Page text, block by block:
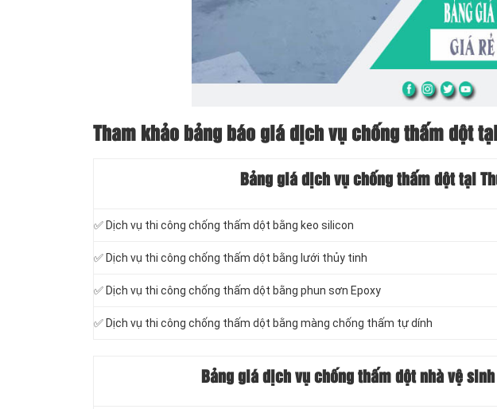
Tham khảo bảng báo giá dịch vụ chống thấm dột
Bảng giá dịch vụ chống thấm dột tại
✅ Dịch vụ thi công chống thấm dột bằng keo silicon
✅ Dịch vụ thi công chống thấm dột bằng lưới thủy tinh
✅ Dịch vụ thi công chống thấm dột bằng phun sơn Epoxy
✅ Dịch vụ thi công chống thấm dột bằng màng chống thấm tự dính
Bảng giá dịch vụ chống thấm dột nhà vệ